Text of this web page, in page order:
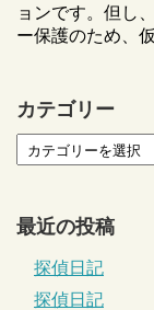
ョンです。但し
ー保護のため、
カテゴリー
最近の投稿
探偵日記
探偵日記